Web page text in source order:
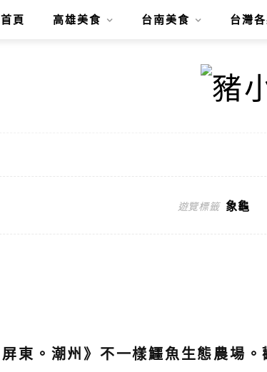
首頁 高雄美食 台南美食 台灣
遊覽標籤 象龜
屏東。潮州》不一樣鱷魚生態農場